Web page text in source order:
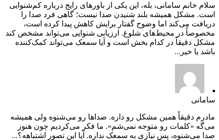
سلام خانم سامانی، بله، این یکی از باورهای رایج درباره کم‌شنوایی
است. مشکل همیشه بلند شنیدن صدا نیست؛ گاهی فرد صدا را
دریافت می‌کند اما وضوح گفتار برایش کاهش پیدا کرده است،
مخصوصاً در محیط‌های شلوغ. ارزیابی شنوایی می‌تواند مشخص کند
مشکل دقیقاً در کدام بخش است و آیا سمعک می‌تواند کمک‌کننده
باشد یا خیر...
سامانی
مادرم دقیقاً همین مشکل رو داره. صداها رو می‌شنوه ولی همیشه
می‌گه «کلمات رو متوجه نمی‌شم». ما فکر می‌کردیم چون هنوز
صدا می‌شنوه، پس نیازی به سمعک نداره. آیا این تصور اشتباهه؟...